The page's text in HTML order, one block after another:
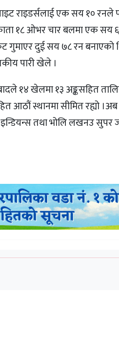
राइडर्सलाई एक सय १० रनले
१८ ओभर चार बलमा एक
गुमाएर दुई सय ७८ रन बनाएको
पारी खेले ।
१४ खेलमा १३ अङ्कसहित
आठौं स्थानमा सीमित रह्यो
तथा भोलि लखनउ सुपर